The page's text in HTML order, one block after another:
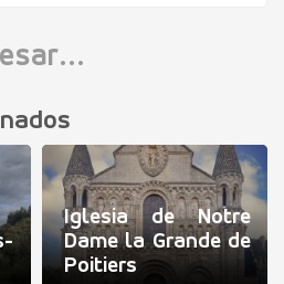
Iglesia de Notre
Dame la Grande de
Poitiers